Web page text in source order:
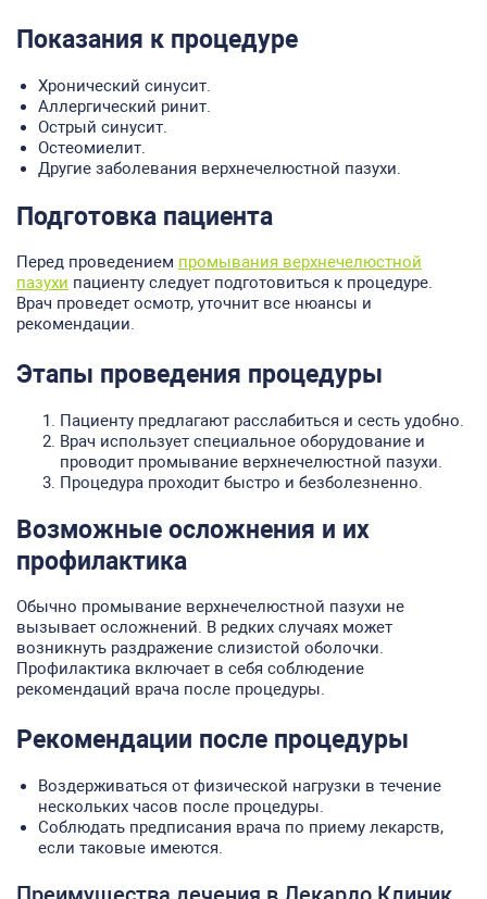
Показания к процедуре
Хронический синусит.
Аллергический ринит.
Острый синусит.
Остеомиелит.
Другие заболевания верхнечелюстной пазухи.
Подготовка пациента
Перед проведением промывания верхнечелюстной
пазухи пациенту следует подготовиться к процедуре.
Врач проведет осмотр, уточнит все нюансы и
рекомендации.
Этапы проведения процедуры
Пациенту предлагают расслабиться и сесть удобно.
Врач использует специальное оборудование и
проводит промывание верхнечелюстной пазухи.
Процедура проходит быстро и безболезненно.
Возможные осложнения и их
профилактика
Обычно промывание верхнечелюстной пазухи не
вызывает осложнений. В редких случаях может
возникнуть раздражение слизистой оболочки.
Профилактика включает в себя соблюдение
рекомендаций врача после процедуры.
Рекомендации после процедуры
Воздерживаться от физической нагрузки в течение
нескольких часов после процедуры.
Соблюдать предписания врача по приему лекарств,
если таковые имеются.